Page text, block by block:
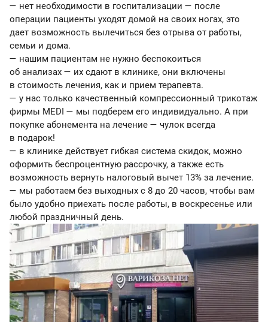
— нет необходимости в госпитализации — после
операции пациенты уходят домой на своих ногах, это
дает возможность вылечиться без отрыва от работы,
семьи и дома.
— нашим пациентам не нужно беспокоиться
об анализах — их сдают в клинике, они включены
в стоимость лечения, как и прием терапевта.
— у нас только качественный компрессионный трикотаж
фирмы MEDI — мы подберем его индивидуально. А при
покупке абонемента на лечение — чулок всегда
в подарок!
— в клинике действует гибкая система скидок, можно
оформить беспроцентную рассрочку, а также есть
возможность вернуть налоговый вычет 13% за лечение.
— мы работаем без выходных с 8 до 20 часов, чтобы вам
было удобно приехать после работы, в воскресенье или
любой праздничный день.